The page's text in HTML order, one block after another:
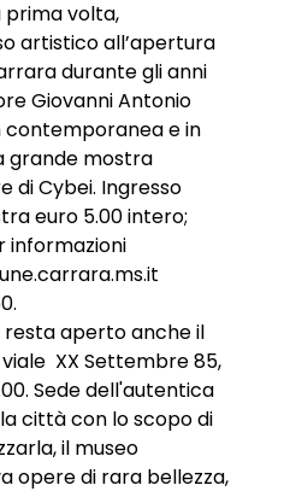
prima volta,
artistico all’apertura
durante gli anni
Giovanni Antonio
contemporanea e in
grande mostra
di Cybei. Ingresso
euro 5.00 intero;
informazioni
resta aperto anche il
XX Settembre 85,
Sede dell'autentica
città con lo scopo di
il museo
opere di rara bellezza,